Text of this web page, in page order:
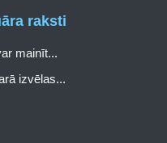
raksti
mainīt...
izvēlas...